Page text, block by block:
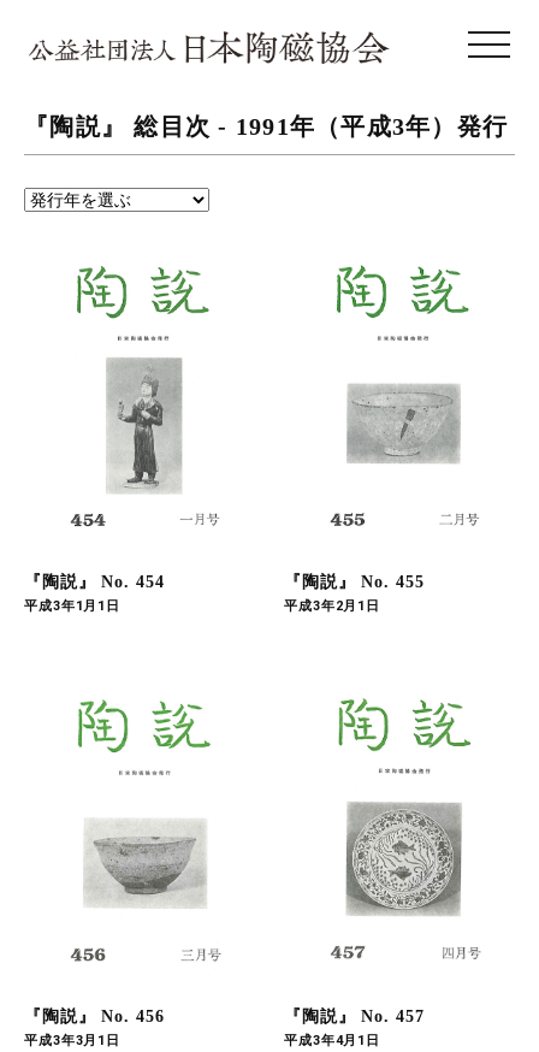
toggle
『陶説』 総目次 - 1991年（平成3年） 発行
『陶説』 No. 454
平成3年1月1日
『陶説』 No. 455
平成3年2月1日
『陶説』 No. 456
平成3年3月1日
『陶説』 No. 457
平成3年4月1日